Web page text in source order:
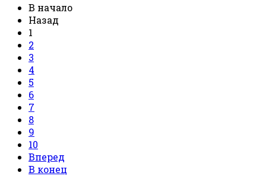
В начало
Назад
1
2
3
4
5
6
7
8
9
10
Вперед
В конец